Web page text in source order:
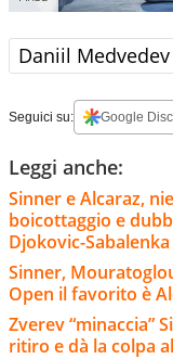
Daniil Medvedev
Seguici su: Google
Leggi anche:
Sinner e Alcaraz,
boicottaggio e
Djokovic-Sabalenka
Sinner,
Open il favorito è
Zverev “minaccia”
ritiro e dà la colpa